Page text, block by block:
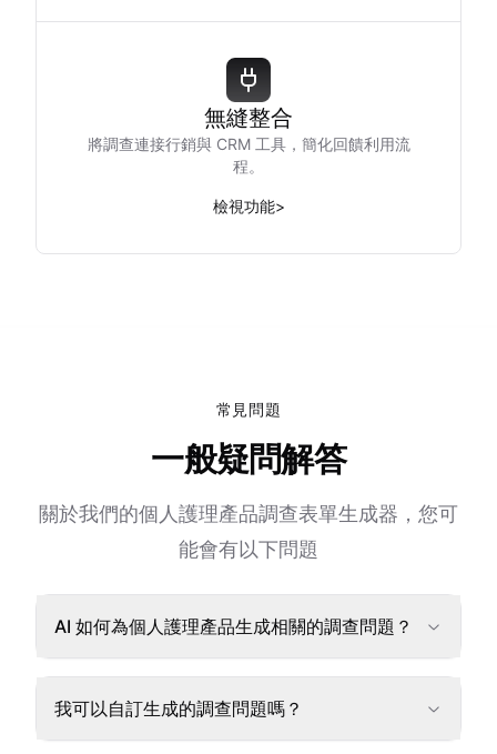
無縫整合
將調查連接行銷與 CRM 工具，簡化回饋利用流
程。
檢視功能>
常見問題
一般疑問解答
關於我們的個人護理產品調查表單生成器，您可
能會有以下問題
AI 如何為個人護理產品生成相關的調查問題？
我可以自訂生成的調查問題嗎？